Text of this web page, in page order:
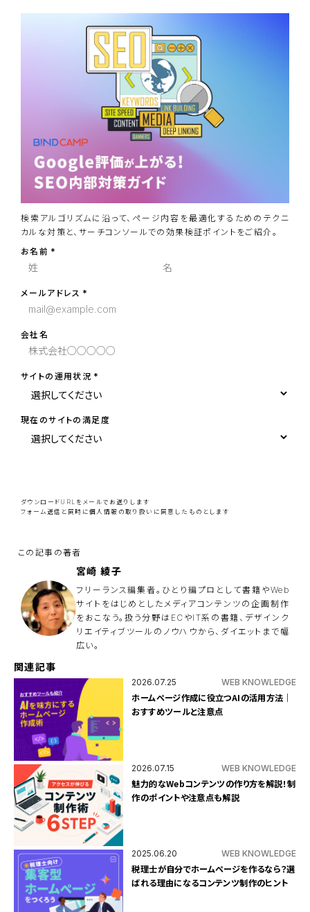
検索アルゴリズムに沿って、ページ内容を最適化するためのテクニ
カルな対策と、サーチコンソールでの効果検証ポイントをご紹介。
お名前
メールアドレス
会社名
サイトの運用状況
現在のサイトの満足度
ー
ル
の
し
て
く
だ
さ
ダウンロードURLをメールでお送りします
フォーム送信と同時に 個人情報の取り扱い に同意したものとします
宮崎 綾子
フリーランス編集者。ひとり編プロとして書籍やWeb
サイトをはじめとしたメディアコンテンツの企画制作
をおこなう。扱う分野はECやIT系の書籍、デザインク
リエイティブツールのノウハウから、ダイエットまで幅
広い。
関連記事
2026.07.25 WEB KNOWLEDGE
ホームページ作成に役立つAIの活用方法｜
おすすめツールと注意点
2026.07.15 WEB KNOWLEDGE
魅力的なWebコンテンツの作り方を解説！制
作のポイントや注意点も解説
2025.06.20 WEB KNOWLEDGE
税理士が自分でホームページを作るなら？選
ばれる理由になるコンテンツ制作のヒント